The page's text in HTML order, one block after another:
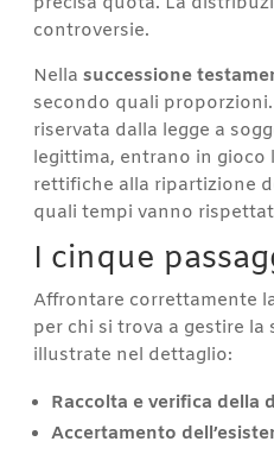
controversie.
Nellasuccessione
secondo quali
riservata dalla legge a
legittima, entrano in
rettifiche alla ripartizione
quali tempi vanno
I cinque
Affrontare correttamente
per chi si trova a gestire
illustrate nel dettaglio:
Raccolta e verifica della
Accertamento